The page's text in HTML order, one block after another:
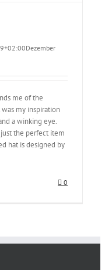
Dezember
me of the
my inspiration
a winking eye.
the perfect item
hat is designed by
0